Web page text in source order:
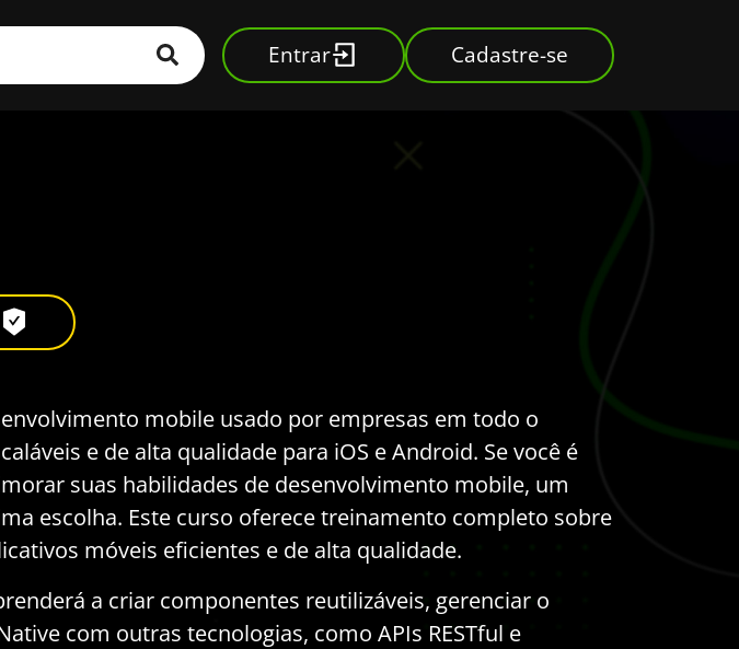
Entrar Cadastre-se
mobile usado por empresas em todo o
e de alta qualidade para iOS e Android. Se você é
suas habilidades de desenvolvimento mobile, um
escolha. Este curso oferece treinamento completo sobre
móveis eficientes e de alta qualidade.
a criar componentes reutilizáveis, gerenciar o
com outras tecnologias, como APIs RESTful e